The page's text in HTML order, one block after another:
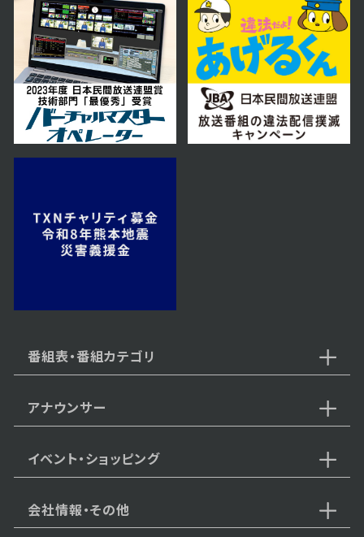
2023年03月28日 放送
第11話 雪の日の事故
第10話 命への敬意
2023年03月22日 放送
番組表・番組カテゴリ
アナウンサー
イベント・ショッピング
会社情報・その他